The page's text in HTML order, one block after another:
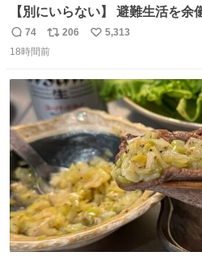
【別にいらない】 避難生活を余儀なくされている子どもた
ちのためにヒカキンボックス
ました
返
信
74
リ
ポ
ト
数
206
い
5,313
18時間前